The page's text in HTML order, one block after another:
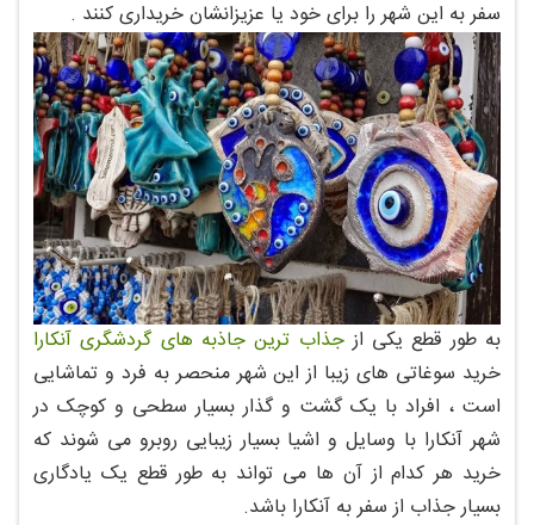
سفر به این شهر را برای خود یا عزیزانشان خریداری کنند .
به طور قطع یکی ازجذاب ترین جاذبه های گردشگری آنکارا
خرید سوغاتی های زیبا از این شهر منحصر به فرد و تماشایی
است ، افراد با یک گشت و گذار بسیار سطحی و کوچک در
شهر آنکارا با وسایل و اشیا بسیار زیبایی روبرو می شوند که
خرید هر کدام از آن ها می تواند به طور قطع یک یادگاری
بسیار جذاب از سفر به آنکارا باشد.